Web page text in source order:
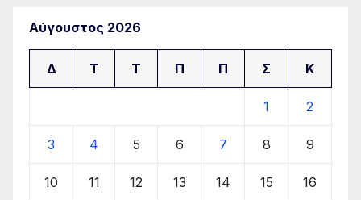
Αύγουστος 2026
Δ Τ Τ Π Π Σ Κ
1 2
3 4 5 6 7 8 9
10 11 12 13 14 15 16